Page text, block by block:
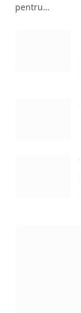
pentru…